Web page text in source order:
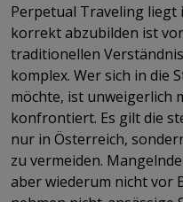
Perpetual Traveling liegt
korrekt abzubilden ist
traditionellen
komplex. Wer sich in die
möchte, ist unweigerlich
konfrontiert. Es gilt die
nur in Österreich,
zu vermeiden.
aber wiederum nicht vor